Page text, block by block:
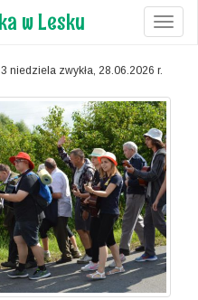
w Lesku
niedziela zwykła, 28.06.2026 r.